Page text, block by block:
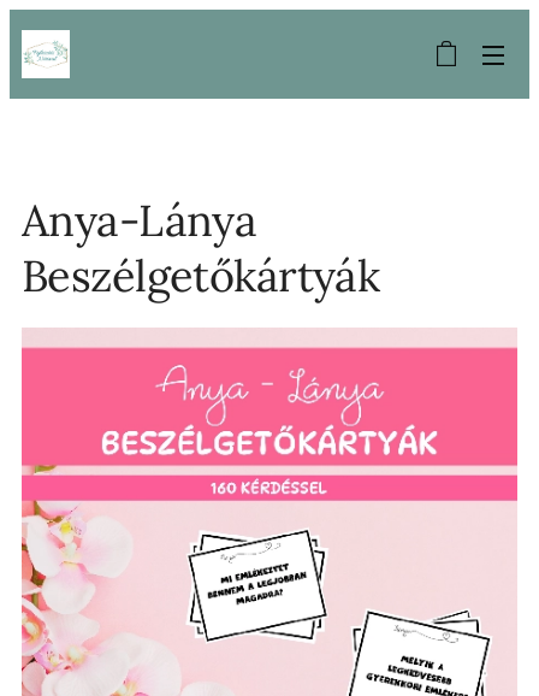
Anya-Lánya
Beszélgetőkártyák